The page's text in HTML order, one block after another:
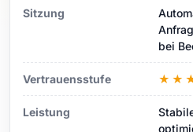
Sitzung
bei
Vertrauensstufe
Leistung